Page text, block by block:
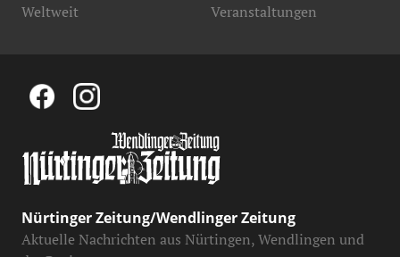
Weltweit
Veranstaltungen
Nürtinger Zeitung/Wendlinger Zeitung
Aktuelle Nachrichten aus Nürtingen, Wendlingen und